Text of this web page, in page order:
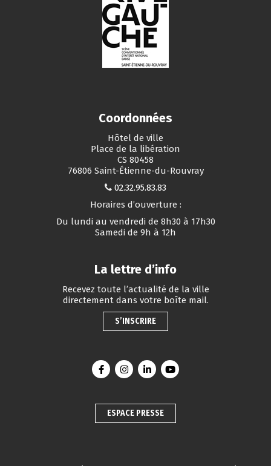
Coordonnées
Hôtel de ville
Place de la libération
CS 80458
76806 Saint-Étienne-du-Rouvray
02.32.95.83.83
Horaires d’ouverture :
Du lundi au vendredi de 8h30 à 17h30
Samedi de 9h à 12h
La lettre d’info
Recevez toute l’actualité de la ville
directement dans votre boîte mail.
S’INSCRIRE
Lien vers le compte Facebook
Lien vers le compte Instagram
Lien vers le compte Linkedin
Lien vers la chaîne
ESPACE PRESSE